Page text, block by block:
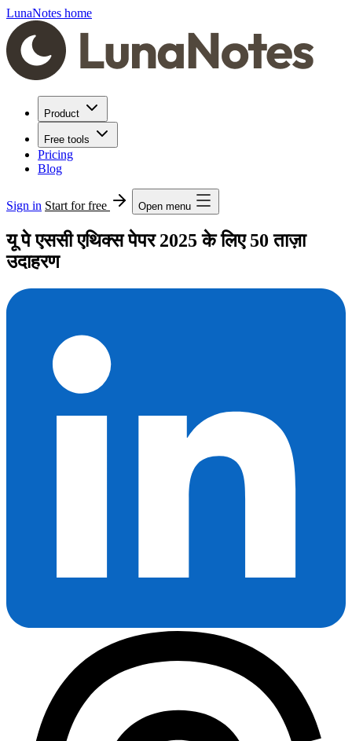
LunaNotes home
Product
Free tools
Pricing
Blog
Sign in Start for free Open menu
यू पे एससी एथिक्स पेपर 2025 के लिए 50 ताज़ा
उदाहरण